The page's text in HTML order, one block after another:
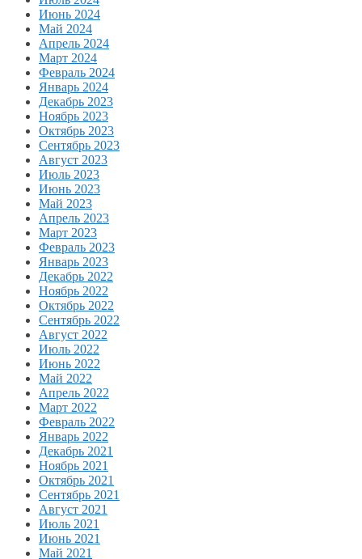
Июнь 2024
Май 2024
Апрель 2024
Март 2024
Февраль 2024
Январь 2024
Декабрь 2023
Ноябрь 2023
Октябрь 2023
Сентябрь 2023
Август 2023
Июль 2023
Июнь 2023
Май 2023
Апрель 2023
Март 2023
Февраль 2023
Январь 2023
Декабрь 2022
Ноябрь 2022
Октябрь 2022
Сентябрь 2022
Август 2022
Июль 2022
Июнь 2022
Май 2022
Апрель 2022
Март 2022
Февраль 2022
Январь 2022
Декабрь 2021
Ноябрь 2021
Октябрь 2021
Сентябрь 2021
Август 2021
Июль 2021
Июнь 2021
Май 2021